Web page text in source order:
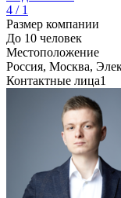
4 / 1
Размер компании
До 10 человек
Местоположение
Россия, Москва,
Контактные лица1